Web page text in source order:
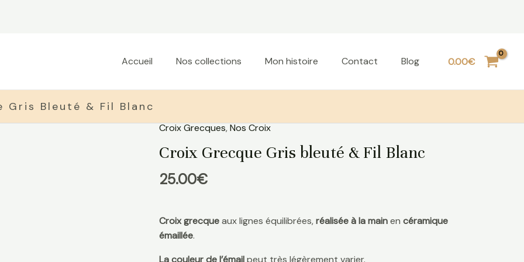
Accueil Nos collections Mon histoire Contact Blog 0.00€
Gris Bleuté & Fil Blanc
Croix Grecques,Nos Croix
Croix Grecque Gris bleuté & Fil Blanc
25.00€
Croix grecqueaux lignes équilibrées,réalisée à la mainen céramique
émaillée.
La couleur de l’émailpeut très légèrement varier.
quantité
de
Croix
Grecque
&
Fil